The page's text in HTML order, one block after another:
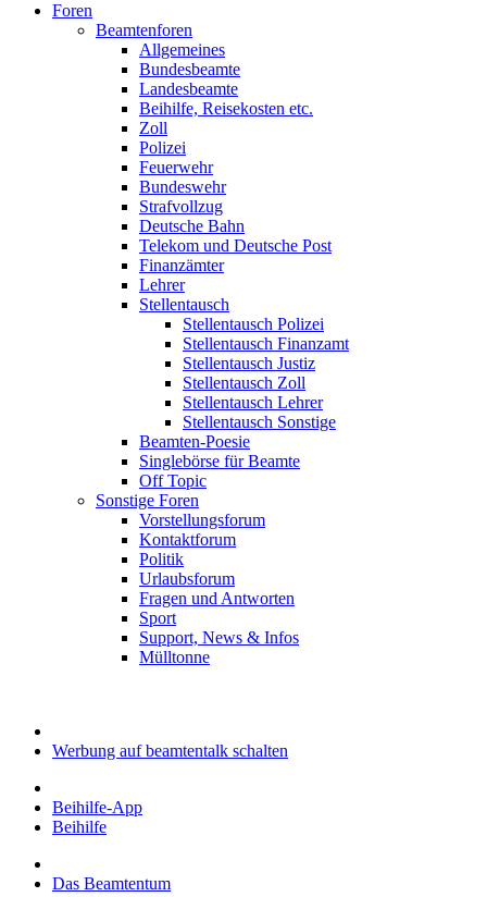
Foren
Beamtenforen
Allgemeines
Bundesbeamte
Landesbeamte
Beihilfe, Reisekosten etc.
Zoll
Polizei
Feuerwehr
Bundeswehr
Strafvollzug
Deutsche Bahn
Telekom und Deutsche Post
Finanzämter
Lehrer
Stellentausch
Stellentausch Polizei
Stellentausch Finanzamt
Stellentausch Justiz
Stellentausch Zoll
Stellentausch Lehrer
Stellentausch Sonstige
Beamten-Poesie
Singlebörse für Beamte
Off Topic
Sonstige Foren
Vorstellungsforum
Kontaktforum
Politik
Urlaubsforum
Fragen und Antworten
Sport
Support, News & Infos
Mülltonne
Werbung auf beamtentalk schalten
Beihilfe-App
Beihilfe
Das Beamtentum